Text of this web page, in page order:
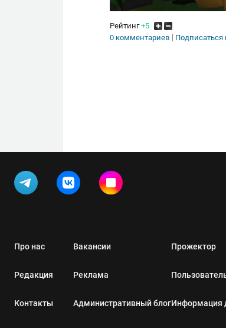
Рейтинг+5
0 комментариев
Подписаться
Про нас
Редакция
Контакты
Вакансии
Реклама
Административный блог
Прожектор
Информация